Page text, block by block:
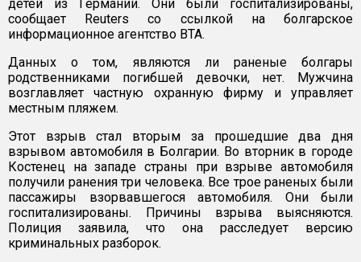
детей из Германии. Они были госпитализированы,
сообщает Reuters со ссылкой на болгарское
информационное агентство BTA.
Данных о том, являются ли раненые болгары
родственниками погибшей девочки, нет. Мужчина
возглавляет частную охранную фирму и управляет
местным пляжем.
Этот взрыв стал вторым за прошедшие два дня
взрывом автомобиля в Болгарии. Во вторник в городе
Костенец на западе страны при взрыве автомобиля
получили ранения три человека. Все трое раненых были
пассажиры взорвавшегося автомобиля. Они были
госпитализированы. Причины взрыва выясняются.
Полиция заявила, что она расследует версию
криминальных разборок.